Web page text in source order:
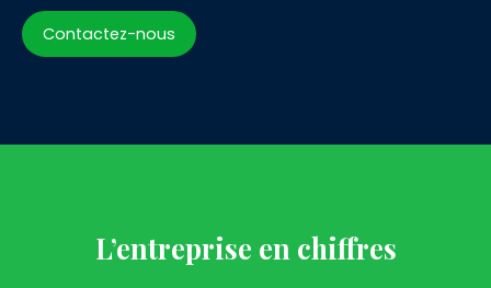
Contactez-nous
L’entreprise en chiffres